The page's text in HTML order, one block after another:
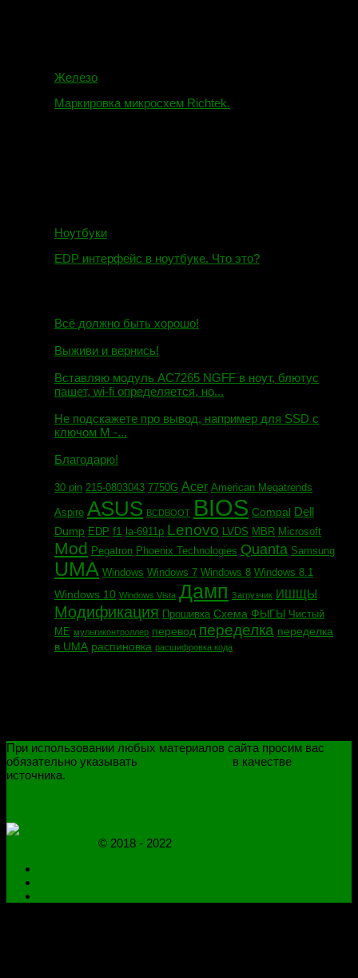
Железо
Маркировка микросхем Richtek.
Ноутбуки
EDP интерфейс в ноутбуке. Что это?
Всё должно быть хорошо!
Выживи и вернись!
Вставляю модуль AC7265 NGFF в ноут, блютус
пашет, wi-fi определяется, но...
Не подскажете про вывод, например для SSD c
ключом М -...
Благодарю!
30 pin 215-0803043 7750G Acer American Megatrends
Aspire ASUS BCDBOOT BIOS Compal Dell
Dump EDP f1 la-6911p Lenovo LVDS MBR Microsoft
Mod Pegatron Phoenix Technologies Quanta Samsung
UMA Windows Windows 7 Windows 8 Windows 8.1
Windows 10 Windows Vista Дамп Загрузчик ИШЩЫ
Модификация Прошивка Схема ФЫГЫ Чистый
МЕ мультиконтроллер перевод переделка переделка
в UMA распиновка расшифровка кода
При использовании любых материалов сайта просим вас
обязательно указывать
в качестве
источника.
© 2018 - 2022